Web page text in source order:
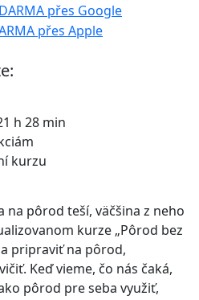
přes Google
přes Apple
h 28 min
kurzu
na pôrod teší, väčšina z neho
kurze „Pôrod bez
pripraviť na pôrod,
Keď vieme, čo nás čaká,
pôrod pre seba využiť,